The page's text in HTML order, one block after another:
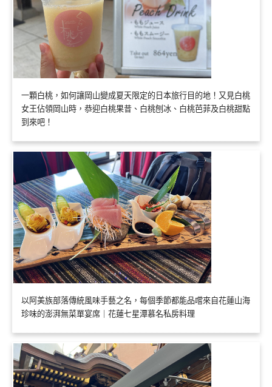
一顆白桃，如何讓岡山變成夏天限定的日本旅行目的地！又見白桃
女王佔領岡山時，恭迎白桃果昔、白桃刨冰、白桃芭菲及白桃甜點
到來吧！
以阿美族部落傳統風味手藝之名，每個季節都能品嚐來自花蓮山海
珍味的澎湃無菜單宴席｜花蓮七星潭慕名私房料理